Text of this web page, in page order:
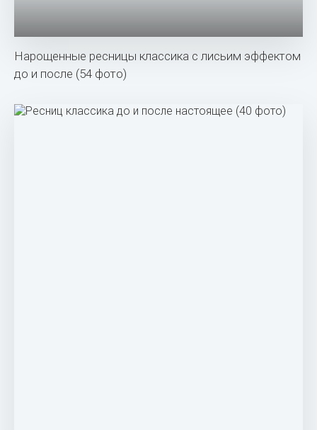
Нарощенные ресницы классика с лисьим эффектом
до и после (54 фото)